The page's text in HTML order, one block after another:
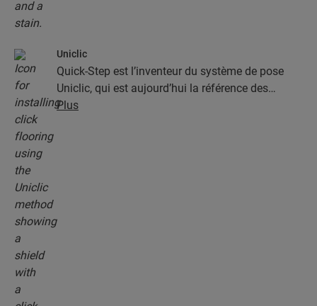
Uniclic
Quick-Step est l’inventeur du système de pose
Uniclic, qui est aujourd’hui la référence des
systèmes de pose par encliquetage. Utilisez le
Plus